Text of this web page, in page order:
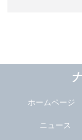
ホームページ
ニュース